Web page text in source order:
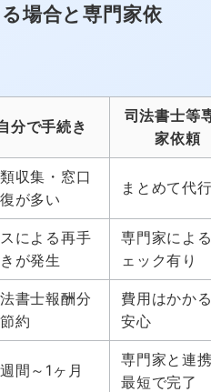
場合と専門家依
分で手続き
司法書士等
家依頼
収集・窓口
が多い
まとめて代
による再手
が発生
専門家によ
ェック有り
書士報酬分
約
費用はかか
安心
間～1ヶ月
専門家と連
最短で完了